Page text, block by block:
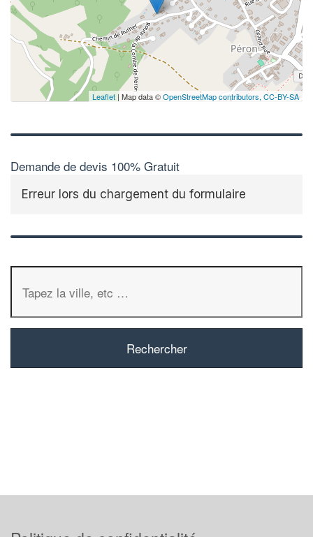
Leaflet | Map data ©OpenStreetMap contributors, CC-BY-SA
Demande de devis 100% Gratuit
Erreur lors du chargement du formulaire